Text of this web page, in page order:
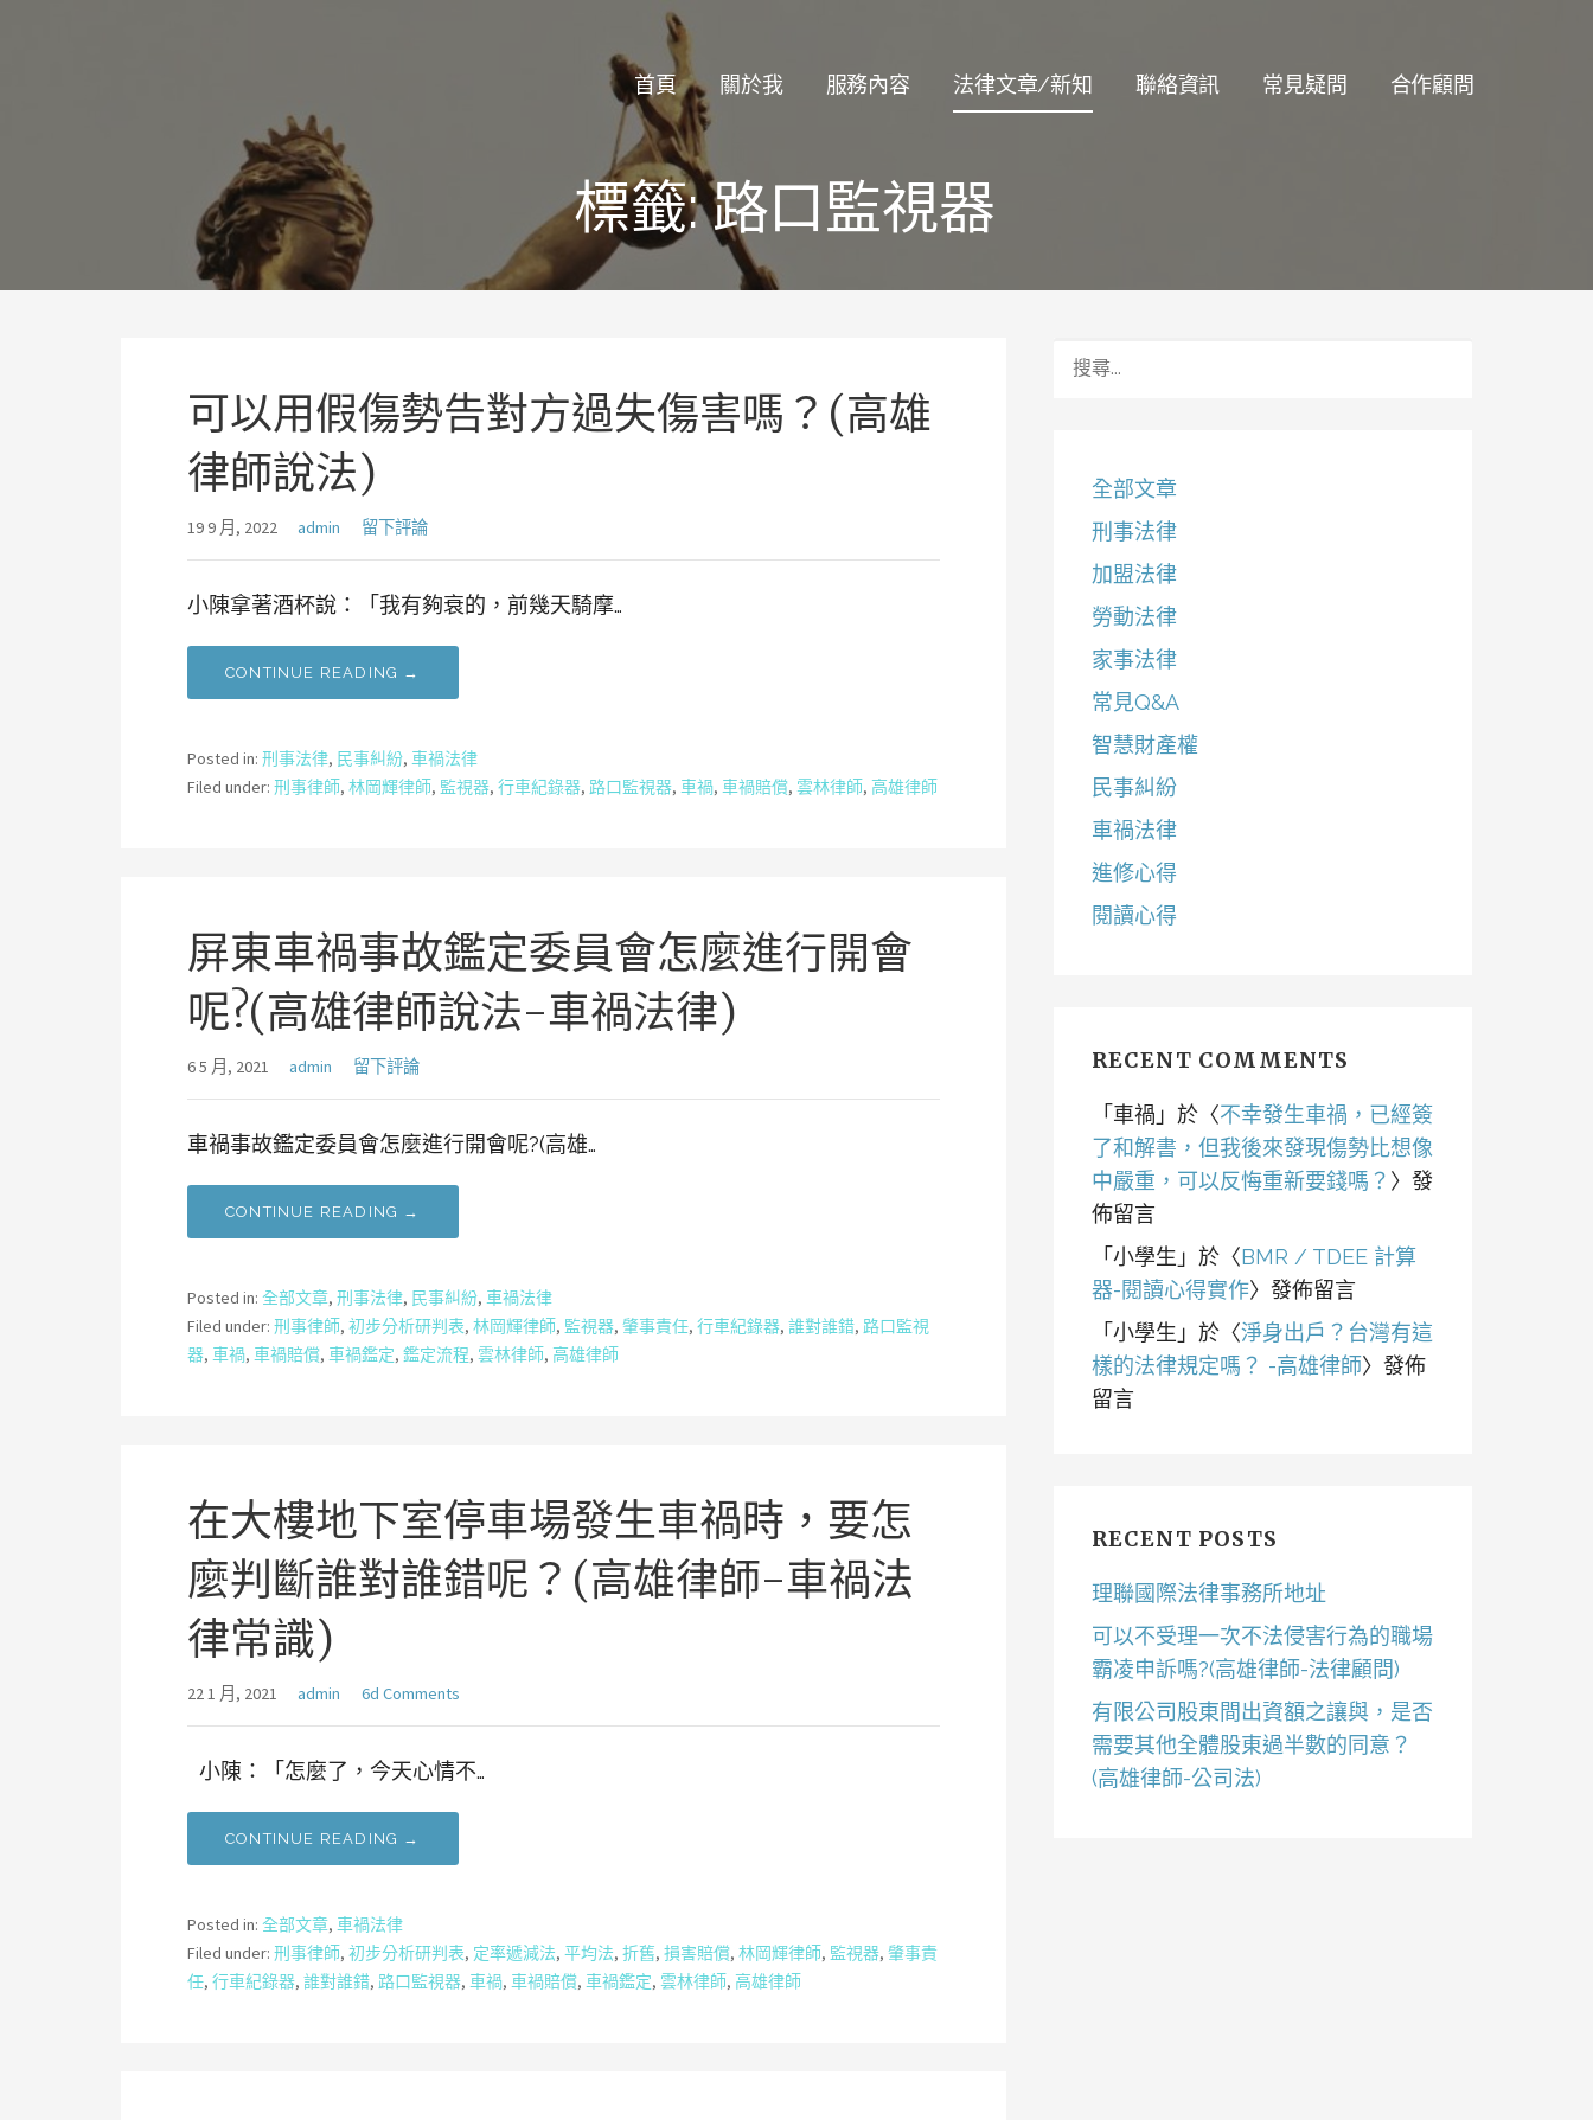
首頁 關於我 服務內容 法律文章/新知 聯絡資訊 常見疑問 合作顧問
標籤:路口監視器
可以用假傷勢告對方過失傷害嗎？(高雄
律師說法)
19 9 月, 2022 admin 留下評論
小陳拿著酒杯說：「我有夠衰的，前幾天騎摩…
CONTINUE READING →
Posted in: 刑事法律, 民事糾紛, 車禍法律
Filed under: 刑事律師, 林岡輝律師, 監視器, 行車紀錄器, 路口監視器, 車禍, 車禍賠償, 雲林律師, 高雄律師
屏東車禍事故鑑定委員會怎麼進行開會
呢?(高雄律師說法-車禍法律)
6 5 月, 2021 admin 留下評論
車禍事故鑑定委員會怎麼進行開會呢?(高雄…
CONTINUE READING →
Posted in: 全部文章, 刑事法律, 民事糾紛, 車禍法律
Filed under: 刑事律師, 初步分析研判表, 林岡輝律師, 監視器, 肇事責任, 行車紀錄器, 誰對誰錯, 路口監視
器, 車禍, 車禍賠償, 車禍鑑定, 鑑定流程, 雲林律師, 高雄律師
在大樓地下室停車場發生車禍時，要怎
麼判斷誰對誰錯呢？(高雄律師-車禍法
律常識)
22 1 月, 2021 admin 6d Comments
小陳：「怎麼了，今天心情不…
CONTINUE READING →
Posted in: 全部文章, 車禍法律
Filed under: 刑事律師, 初步分析研判表, 定率遞減法, 平均法, 折舊, 損害賠償, 林岡輝律師, 監視器, 肇事責
任, 行車紀錄器, 誰對誰錯, 路口監視器, 車禍, 車禍賠償, 車禍鑑定, 雲林律師, 高雄律師
全部文章
刑事法律
加盟法律
勞動法律
家事法律
常見Q&A
智慧財產權
民事糾紛
車禍法律
進修心得
閱讀心得
RECENT COMMENTS
「 車禍 」於〈不幸發生車禍，已經簽
了和解書，但我後來發現傷勢比想像
中嚴重，可以反悔重新要錢嗎？ 〉發
佈留言
「 小學生 」於〈BMR / TDEE 計算
器-閱讀心得實作〉發佈留言
「 小學生 」於〈淨身出戶？台灣有這
樣的法律規定嗎？ -高雄律師〉發佈
留言
RECENT POSTS
理聯國際法律事務所地址
可以不受理一次不法侵害行為的職場
霸凌申訴嗎?(高雄律師-法律顧問)
有限公司股東間出資額之讓與，是否
需要其他全體股東過半數的同意？
(高雄律師-公司法)